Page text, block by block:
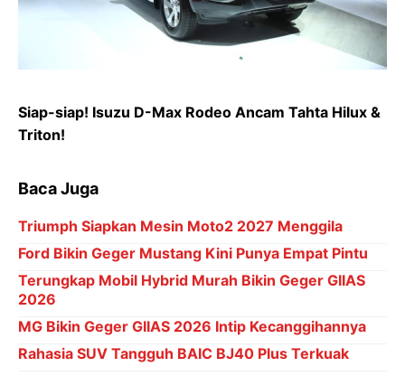
Siap-siap! Isuzu D-Max Rodeo Ancam Tahta Hilux &
Triton!
Baca Juga
Triumph Siapkan Mesin Moto2 2027 Menggila
Ford Bikin Geger Mustang Kini Punya Empat Pintu
Terungkap Mobil Hybrid Murah Bikin Geger GIIAS
2026
MG Bikin Geger GIIAS 2026 Intip Kecanggihannya
Rahasia SUV Tangguh BAIC BJ40 Plus Terkuak